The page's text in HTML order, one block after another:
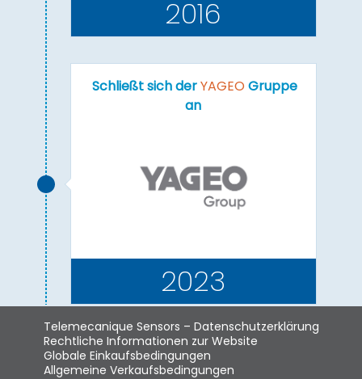
2016
Schließt sich derYAGEO Gruppe
an
2023
Telemecanique Sensors – Datenschutzerklärung
Rechtliche Informationen zur Website
Globale Einkaufsbedingungen
Allgemeine Verkaufsbedingungen